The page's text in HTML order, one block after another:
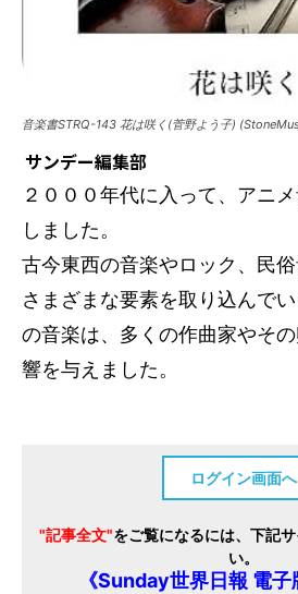
音楽書STRQ-143 花は咲く(菅野よう子)
サンデー編集部
２０００年代に入って、アニ
しました。
古今東西の音楽やロック、民
さまざまな要素を取り込んで
の音楽は、多くの作曲家やそ
響を与えました。
ログイン画面へ
"記事全文"をご覧になるには、下記
い。
《Sunday世界日報 電子